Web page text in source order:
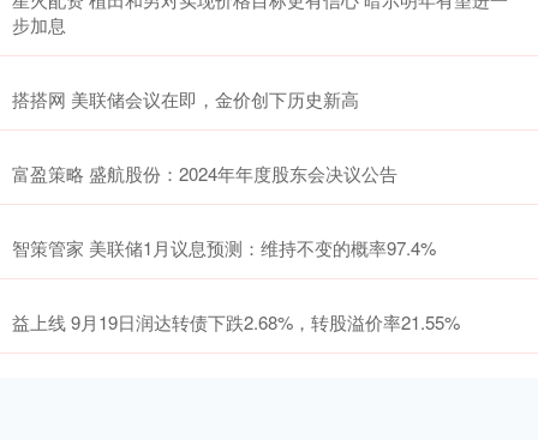
步加息
搭搭网 美联储会议在即，金价创下历史新高
富盈策略 盛航股份：2024年年度股东会决议公告
智策管家 美联储1月议息预测：维持不变的概率97.4%
益上线 9月19日润达转债下跌2.68%，转股溢价率21.55%